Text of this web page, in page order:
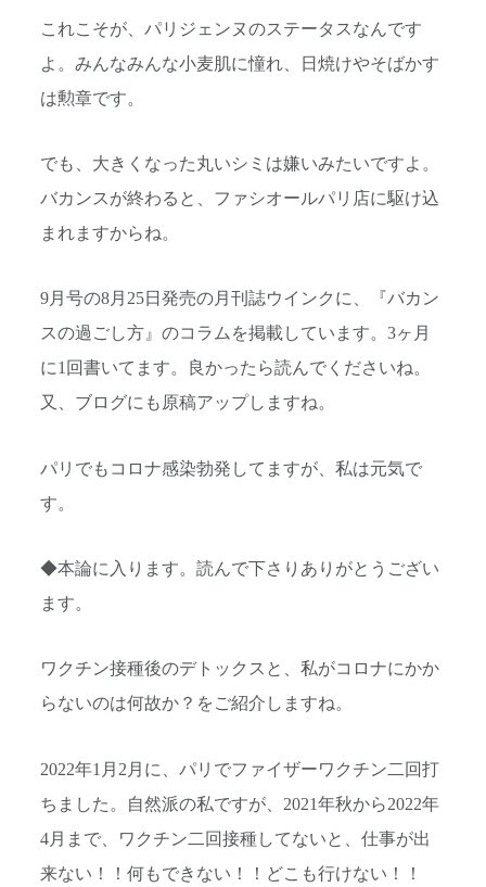
これこそが、パリジェンヌのステータスなんです
よ。みんなみんな小麦肌に憧れ、日焼けやそばかす
は勲章です。
でも、大きくなった丸いシミは嫌いみたいですよ。
バカンスが終わると、ファシオールパリ店に駆け込
まれますからね。
9月号の8月25日発売の月刊誌ウインクに、『バカン
スの過ごし方』のコラムを掲載しています。3ヶ月
に1回書いてます。良かったら読んでくださいね。
又、ブログにも原稿アップしますね。
パリでもコロナ感染勃発してますが、私は元気で
す。
◆本論に入ります。読んで下さりありがとうござい
ます。
ワクチン接種後のデトックスと、私がコロナにかか
らないのは何故か？をご紹介しますね。
2022年1月2月に、パリでファイザーワクチン二回打
ちました。自然派の私ですが、2021年秋から2022年
4月まで、ワクチン二回接種してないと、仕事が出
来ない！！何もできない！！どこも行けない！！